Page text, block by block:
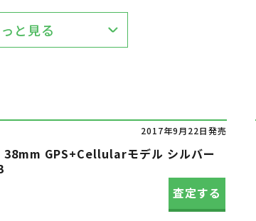
と見る
2017年9月22日発売
GPS+Cellularモデル シルバー
査定する